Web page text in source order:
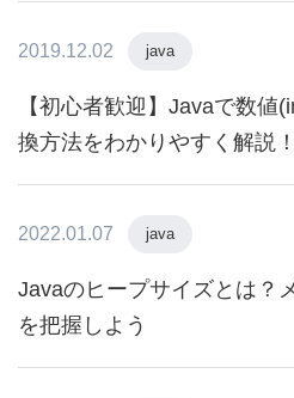
2019.12.02 java
【初心者歓迎】Javaで数値
換方法をわかりやすく解説！
2022.01.07 java
Javaのヒープサイズとは？
を把握しよう